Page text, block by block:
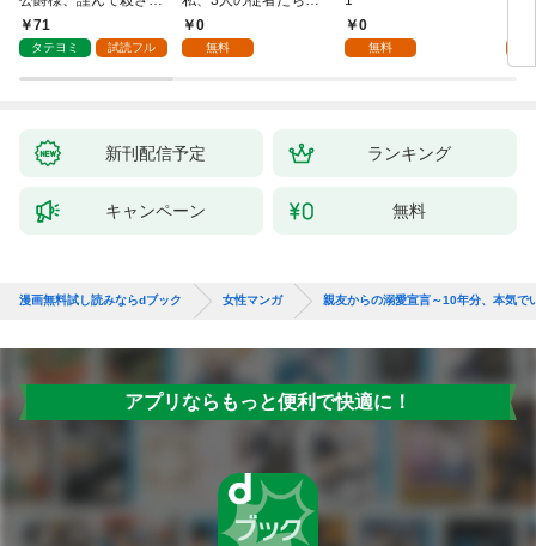
ていただきます！
71
タテヨミ 試読フル
抱かれて困ってます 第
1話
0
無料
0
無料
ま
新刊配信予定 ランキング
キャンペーン 無料
漫画無料試し読みならdブック 女性マンガ 親友からの溺愛宣言～10年分、本気で
アプリならもっと便利で快適に！